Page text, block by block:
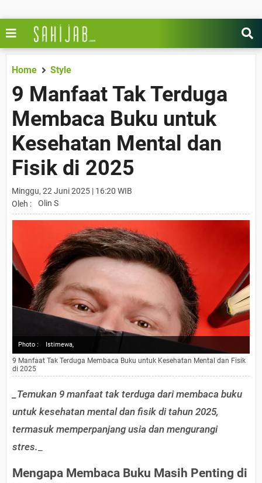
Home Style
9 Manfaat Tak Terduga
Membaca Buku untuk
Kesehatan Mental dan
Fisik di 2025
Minggu, 22 Juni 2025 | 16:20 WIB
Oleh :
Olin S
Photo : Istimewa,
9 Manfaat Tak Terduga Membaca Buku untuk Kesehatan Mental dan Fisik
di 2025
_Temukan 9 manfaat tak terduga dari membaca buku
untuk kesehatan mental dan fisik di tahun 2025,
termasuk memperpanjang usia dan mengurangi
stres.
Mengapa Membaca Buku Masih Penting di